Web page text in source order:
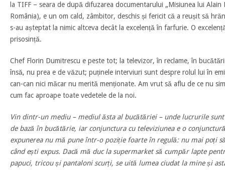
la TIFF – seara de după difuzarea documentarului „Misiunea lui Alain
România), e un om cald, zâmbitor, deschis și fericit că a reușit să
s-au așteptat la nimic altceva decât la excelență în farfurie. O
prisosință.
Chef Florin Dumitrescu e peste tot; la televizor, în reclame, în
însă, nu prea e de văzut; puținele interviuri sunt despre rolul lui în
can-can nici măcar nu merită menționate. Am vrut să aflu de ce nu
cum fac aproape toate vedetele de la noi.
Vin dintr-un mediu – mediul ăsta al bucătăriei – unde lucrurile
de bază în bucătărie, iar conjunctura cu televiziunea e o
expunerea nu mă pune într-o poziție foarte în regulă: nu mai poți
când ești expus. Dacă mă duc la supermarket să cumpăr lapte
papuci, tricou și pantaloni scurți, se uită lumea ciudat la mine și